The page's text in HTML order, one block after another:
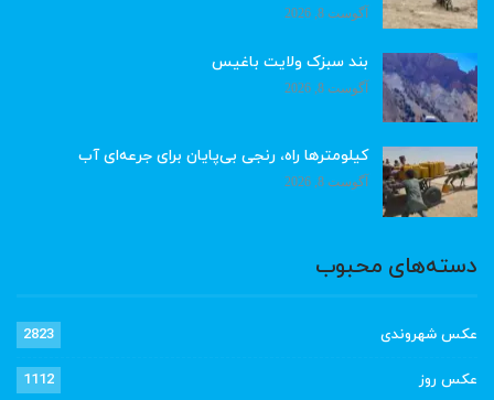
آگوست 8, 2026
بند سبزک ولایت باغیس
آگوست 8, 2026
کیلومترها راه، رنجی بی‌پایان برای جرعه‌ای آب
آگوست 8, 2026
دسته‌های محبوب
عکس شهروندی 2823
عکس روز 1112